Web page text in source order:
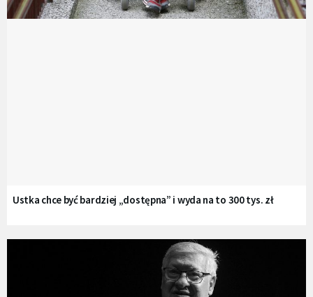
Ustka chce być bardziej „dostępna” i wyda na to 300 tys. zł